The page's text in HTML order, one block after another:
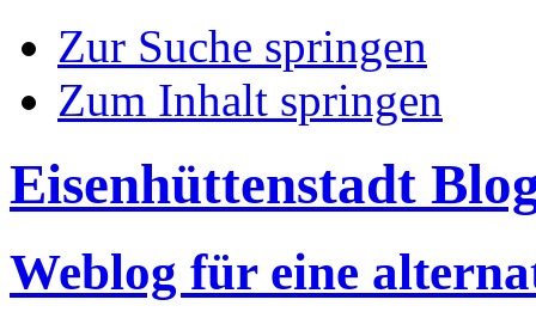
Zur Suche springen
Zum Inhalt springen
Eisenhüttenstadt
Weblog für eine